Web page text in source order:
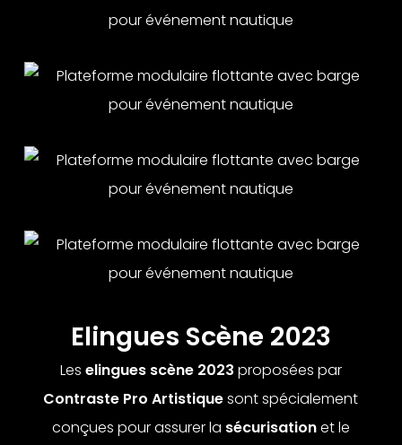
Elingues Scène 2023
Les elingues scène 2023 proposées par
Contraste Pro Artistiquesont spécialement
conçues pour assurer la sécurisationet le